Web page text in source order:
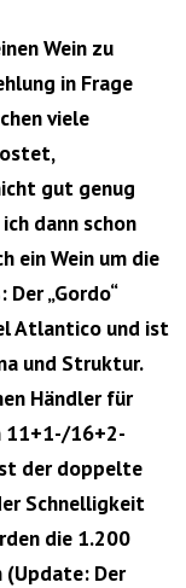
Wein zu
in Frage
viele
gut genug
ich dann schon
ein Wein um die
„Gordo“
Atlantico und ist
und Struktur.
Händler für
11+1-/16+2-
der doppelte
Schnelligkeit
die 1.200
(Update: Der